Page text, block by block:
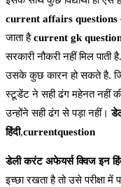
current affairs questions
जाता हैcurrent gk
सरकारी नौकरी नहीं मिल
उसके कुछ कारन हो सकते है.
स्टूडेंट ने सही ढंग महेनत नहीं
उन्होंने सही ढंग से पड़ा नहीं।
हिंदी,currentquestion
डेली करंट अफेयर्स क्विज इन
इच्छा रखता है तो उसे परीक्षा